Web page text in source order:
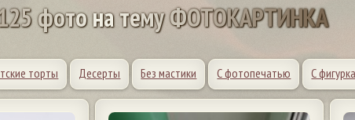
25фотонатемуФОТОКАРТИНКА
торты Десерты Без мастики С фотопечатью С